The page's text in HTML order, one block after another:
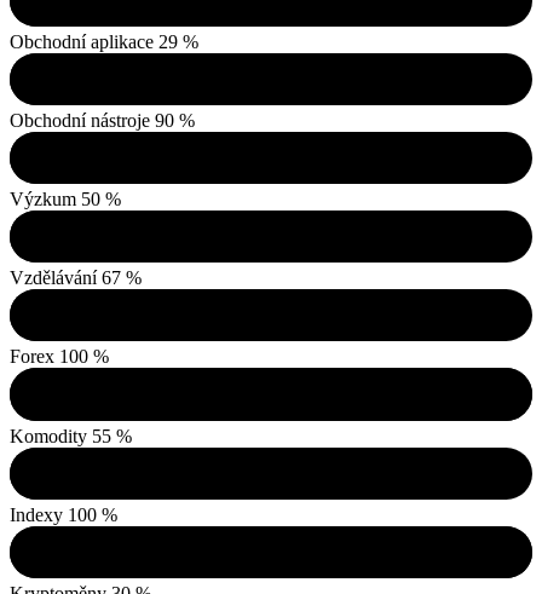
Obchodní aplikace 29 %
Obchodní nástroje 90 %
Výzkum 50 %
Vzdělávání 67 %
Forex 100 %
Komodity 55 %
Indexy 100 %